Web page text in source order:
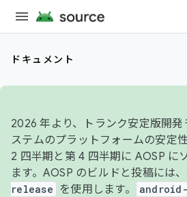
ドキュメント
2026 年より、トランク安定版開
ステムのプラットフォームの安定
2 四半期と第 4 四半期に AOSP に
ます。AOSP のビルドと投稿には、
release
を使用します。